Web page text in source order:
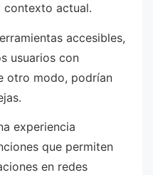
actual.
accesibles,
usuarios con
otro modo, podrían
experiencia
que permiten
en redes